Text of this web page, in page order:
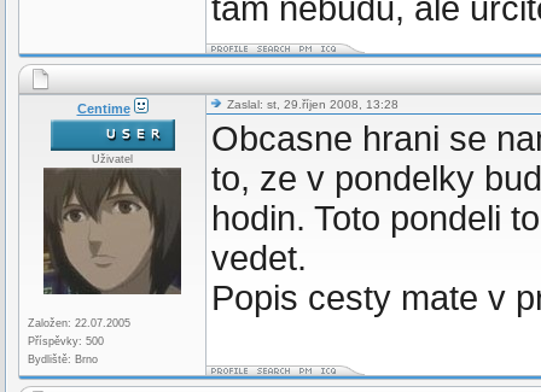
tam nebudu, ale
Centime
Uživatel
Založen: 22.07.2005
Příspěvky: 500
Bydliště: Brno
Zaslal: st, 29.říjen 2008, 13:28
Obcasne hrani se
to, ze v pondelky
hodin. Toto pondeli
vedet.
Popis cesty mate v